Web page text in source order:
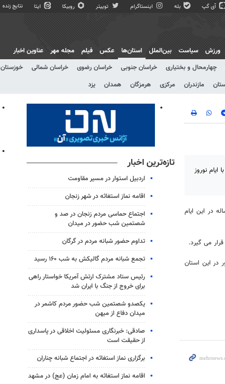
آی گپ بله اینستاگرام توییتر روبیکا ایتا نتایج زنده
ورزش سیاست بین‌الملل
استان‌ها
چهارمحال و بختیاری خراسان جنوبی خراسان رضوی خراسان شمالی خوزستان
مازندران مرکزی هرمزگان همدان یزد
عکس فیلم مجله مهر عناوین اخبار
نوروز
در این ایام
می گیرد.
در این استان
تازه‌ترین اخبار
اردبیل استوار در مسیر مقاومت
اقامه نماز استغاثه در شهر زنجان
اجتماع حماسی مردم زنجان در صد و
شصتمین شب حضور در میدان
تداوم حضور شبانه مردم در گرگان
تجمع شبانه مردم گالیکش به شب ۱۶۰ رسید
رئیس ستاد مشترک ارتش آمریکا خواستار راهی
برای خروج از جنگ با ایران شد
یکصدو شصتمین شب حضور مردم کاشمر در
میدان دفاع از میهن
صادقی: خبرنگاری مسئولیت اخلاقی در پاسداری
از حقیقت است
برگزاری نماز استغاثه در اجتماع شبانه چناران
اقامه نماز استغاثه به امام زمان (عج) در مشهد